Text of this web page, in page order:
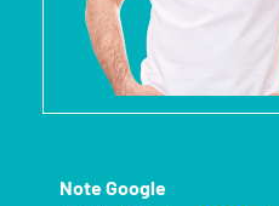
Note Google